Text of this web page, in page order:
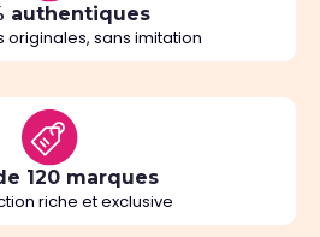
authentiques
originales, sans imitation
120 marques
riche et exclusive